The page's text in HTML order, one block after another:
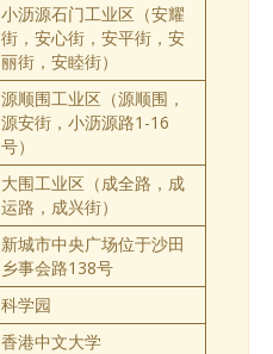
小沥源石门工业区（安耀
街，安心街，安平街，安
丽街，安睦街）
源顺围工业区（源顺围，
源安街，小沥源路1-16
号）
大围工业区（成全路，成
运路，成兴街）
新城市中央广场位于沙田
乡事会路138号
科学园
香港中文大学